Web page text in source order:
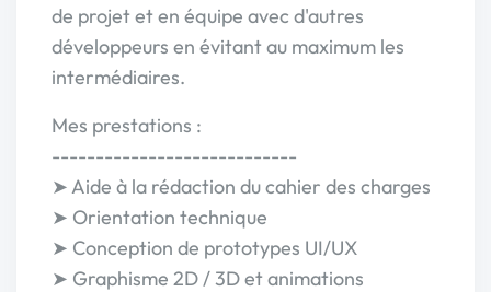
de projet et en équipe avec d'autres
développeurs en évitant au maximum les
intermédiaires.
Mes prestations :
----------------------------
➤ Aide à la rédaction du cahier des charges
➤ Orientation technique
➤ Conception de prototypes UI/UX
➤ Graphisme 2D / 3D et animations